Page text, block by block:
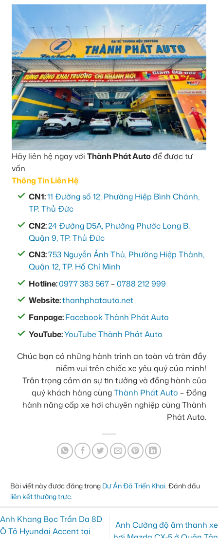
Hãy liên hệ ngay với Thành Phát Auto để được tư
vấn.
Thông Tin Liên Hệ
CN1:11 Đường số 12, Phường Hiệp Bình Chánh,
TP. Thủ Đức
CN2:24 Đường D5A, Phường Phước Long B,
Quận 9, TP. Thủ Đức
CN3:753 Nguyễn Ảnh Thủ, Phường Hiệp Thành,
Quận 12, TP. Hồ Chí Minh
Hotline:0977 383 567 –0788 212 999
Website:thanhphatauto.net
Fanpage:Facebook Thành Phát Auto
YouTube:YouTube Thành Phát Auto
Chúc bạn có những hành trình an toàn và tràn đầy
niềm vui trên chiếc xe yêu quý của mình!
Trân trọng cảm ơn sự tin tưởng và đồng hành của
quý khách hàng cùngThành Phát Auto – Đồng
hành nâng cấp xe hơi chuyên nghiệp cùng Thành
Phát Auto.
Bài viết này được đăng trong Dự Án Đã Triển Khai. Đánh dấu
liên kết thường trực.
Anh Khang Bọc Trần Da 8D
Ô Tô Hyundai Accent tại
Anh Cường độ âm thanh xe